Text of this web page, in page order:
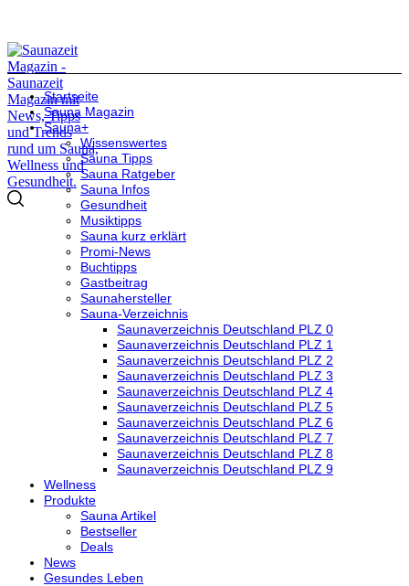
Startseite
Sauna Magazin
Sauna+
Wissenswertes
Sauna Tipps
Sauna Ratgeber
Sauna Infos
Gesundheit
Musiktipps
Sauna kurz erklärt
Promi-News
Buchtipps
Gastbeitrag
Saunahersteller
Sauna-Verzeichnis
Saunaverzeichnis Deutschland PLZ 0
Saunaverzeichnis Deutschland PLZ 1
Saunaverzeichnis Deutschland PLZ 2
Saunaverzeichnis Deutschland PLZ 3
Saunaverzeichnis Deutschland PLZ 4
Saunaverzeichnis Deutschland PLZ 5
Saunaverzeichnis Deutschland PLZ 6
Saunaverzeichnis Deutschland PLZ 7
Saunaverzeichnis Deutschland PLZ 8
Saunaverzeichnis Deutschland PLZ 9
Wellness
Produkte
Sauna Artikel
Bestseller
Deals
News
Gesundes Leben